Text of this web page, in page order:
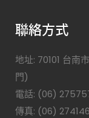
聯絡方式
地址: 70101 台南
門)
電話: (06)
傳真: (06)